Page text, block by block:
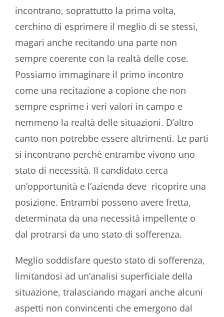
incontrano, soprattutto la prima volta,
cerchino di esprimere il meglio di se stessi,
magari anche recitando una parte non
sempre coerente con la realtà delle cose.
Possiamo immaginare il primo incontro
come una recitazione a copione che non
sempre esprime i veri valori in campo e
nemmeno la realtà delle situazioni. D’altro
canto non potrebbe essere altrimenti. Le parti
si incontrano perchè entrambe vivono uno
stato di necessità. Il candidato cerca
un’opportunità e l’azienda deve ricoprire una
posizione. Entrambi possono avere fretta,
determinata da una necessità impellente o
dal protrarsi da uno stato di sofferenza.
Meglio soddisfare questo stato di sofferenza,
limitandosi ad un’analisi superficiale della
situazione, tralasciando magari anche alcuni
aspetti non convincenti che emergono dal